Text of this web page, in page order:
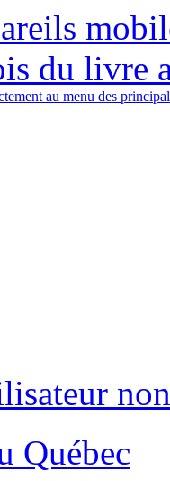
du livre
au menu des
Québec